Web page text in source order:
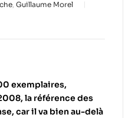
, Guillaume Morel
exemplaires,
la référence des
car il va bien au-delà